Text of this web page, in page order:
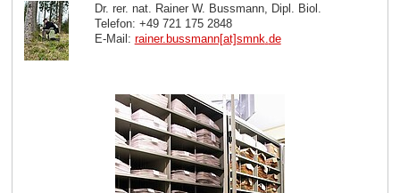
Dr. rer. nat. Rainer W. Bussmann, Dipl. Biol.
Telefon: +49 721 175 2848
E-Mail: rainer.bussmann[at]smnk de